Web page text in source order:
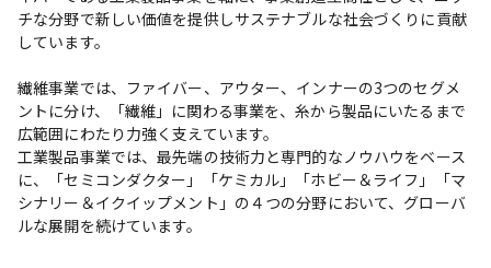
チな分野で新しい価値を提供しサステナブルな社会づくりに貢献
しています。
繊維事業では、ファイバー、アウター、インナーの3つのセグメ
ントに分け、「繊維」に関わる事業を、糸から製品にいたるまで
広範囲にわたり力強く支えています。
工業製品事業では、最先端の技術力と専門的なノウハウをベース
に、「セミコンダクター」「ケミカル」「ホビー＆ライフ」「マ
シナリー＆イクイップメント」の４つの分野において、グローバ
ルな展開を続けています。